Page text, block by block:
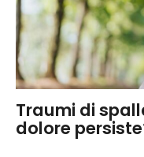
Traumi di
dolore